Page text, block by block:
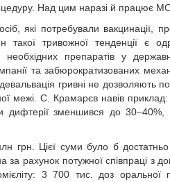
Над цим наразі й працює
які потребували вакцинації,
такої тривожної тенденції є
препаратів у
та забюрократизованих
гривні не дозволяють
межі. С. Крамарєв навів
дифтерії зменшився до
грн. Цієї суми було б
рахунок потужної співпраці з
3 700 тис. доз оральної